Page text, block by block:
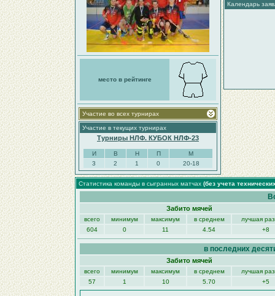
место в рейтинге
Участие во всех турнирах
Участие в текущих турнирах
Турниры НЛФ. КУБОК НЛФ-23
И В Н П
М
3
2 1 0 20-18
Календарь
Статистика команды в сыгранных матчах (без учета
Забито мячей
всего минимум максимум в среднем
лучшая
604
0 11 4.54 +8
в последних
Забито мячей
всего минимум максимум в среднем
лучшая
57
1 10 5.70 +5